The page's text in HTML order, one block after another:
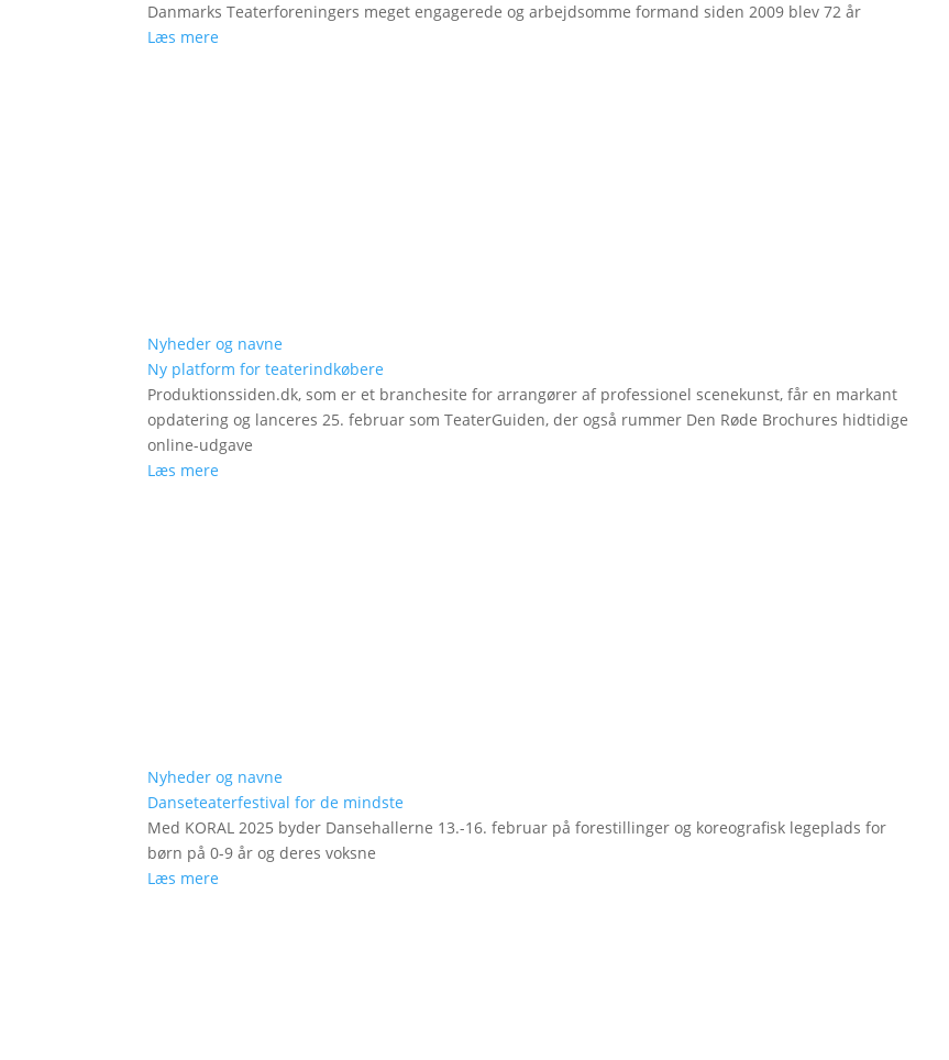
Danmarks Teaterforeningers meget engagerede og arbejdsomme formand siden 2009 blev 72 år
Læs mere
Nyheder og navne
Ny platform for teaterindkøbere
Produktionssiden.dk, som er et branchesite for arrangører af professionel scenekunst, får en markant
opdatering og lanceres 25. februar som TeaterGuiden, der også rummer Den Røde Brochures hidtidige
online-udgave
Læs mere
Nyheder og navne
Danseteaterfestival for de mindste
Med KORAL 2025 byder Dansehallerne 13.-16. februar på forestillinger og koreografisk legeplads for
børn på 0-9 år og deres voksne
Læs mere